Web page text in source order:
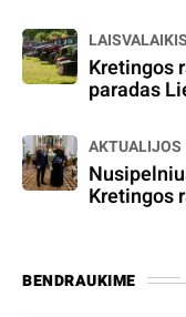
LAISVALAIKIS
Kretingos
paradas
AKTUALIJOS
Kretingos
BENDRAUKIME